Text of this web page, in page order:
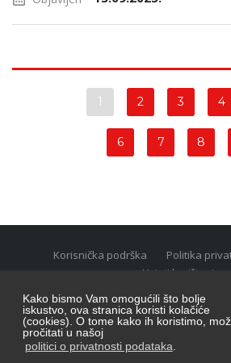
Kako bismo Vam omogućili što bolje
iskustvo, ova stranica koristi kolačiće
(cookies). O tome kako ih koristimo,
pročitati u našoj
politici o privatnosti podataka
1 2 3 4
6 7 8
Korisnička podrška Politika
Uvjeti korištenja
Oglasnik grupacija:posao.hr|oglasnik.hr|
Tečaj za konverziju u EUR valutu: 1 euro = 7.53450